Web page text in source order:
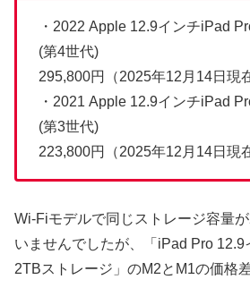
・2022 Apple 12.9インチiPad
(第4世代)
295,800円（2025年12月14日現
・2021 Apple 12.9インチiPad
(第3世代)
223,800円（2025年12月14日現
Wi-Fiモデルで同じストレージ容量
いませんでしたが、「iPad Pro 12.9
2TBストレージ」のM2とM1の価格